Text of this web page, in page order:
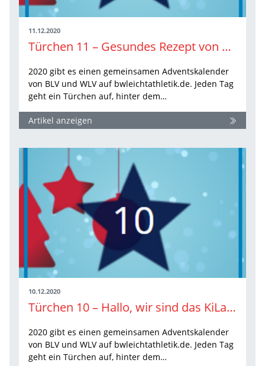
11.12.2020
Türchen 11 – Gesundes Rezept von Top-Athlet
2020 gibt es einen gemeinsamen Adventskalender
von BLV und WLV auf bwleichtathletik.de. Jeden Tag
geht ein Türchen auf, hinter dem…
Artikel anzeigen
10.12.2020
Türchen 10 – Hallo, wir sind das KiLa-Team!
2020 gibt es einen gemeinsamen Adventskalender
von BLV und WLV auf bwleichtathletik.de. Jeden Tag
geht ein Türchen auf, hinter dem…